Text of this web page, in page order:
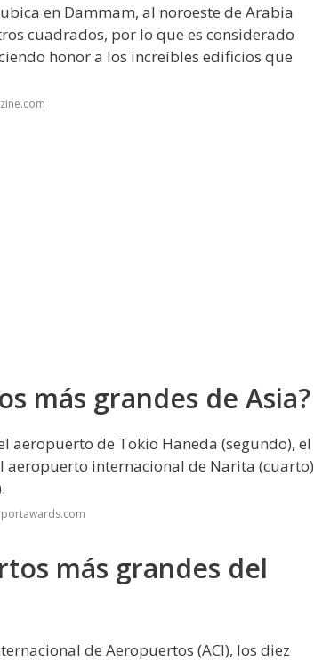
en Dammam, al noroeste de Arabia
cuadrados, por lo que es considerado
honor a los increíbles edificios que
más grandes de Asia?
aeropuerto de Tokio Haneda (segundo), el
aeropuerto internacional de Narita (cuarto)
más grandes del
de Aeropuertos (ACI), los diez